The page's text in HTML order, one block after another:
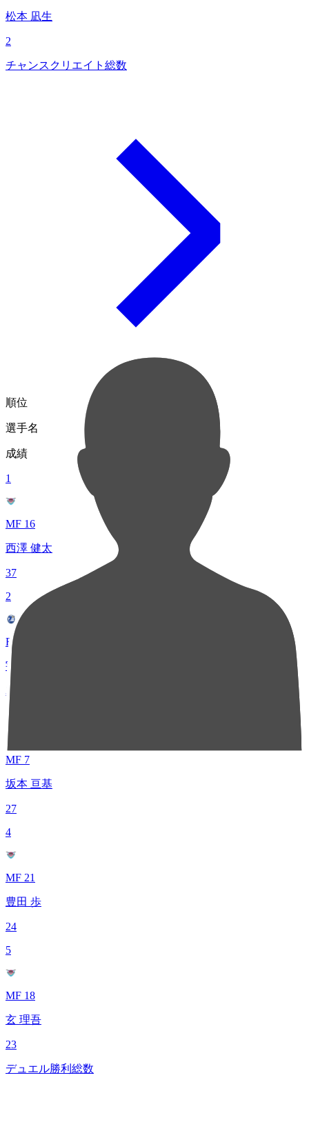
松本 凪生
2
チャンスクリエイト総数
順位
選手名
成績
1
MF 16
西澤 健太
37
2
FW 14
宇津元 伸弥
32
3
MF 7
坂本 亘基
27
4
MF 21
豊田 歩
24
5
MF 18
玄 理吾
23
デュエル勝利総数